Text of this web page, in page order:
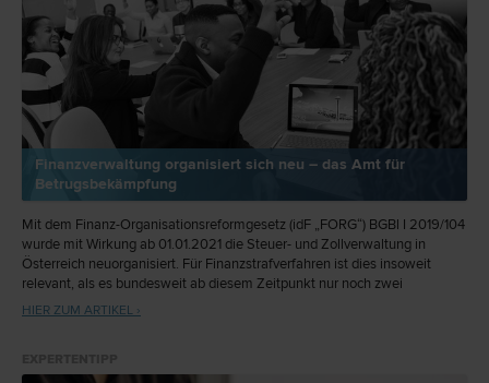
Finanzverwaltung organisiert sich neu – das Amt für
Betrugsbekämpfung
Mit dem Finanz-Organisationsreformgesetz (idF „FORG“) BGBl I 2019/104
wurde mit Wirkung ab 01.01.2021 die Steuer- und Zollverwaltung in
Österreich neuorganisiert. Für Finanzstrafverfahren ist dies insoweit
relevant, als es bundesweit ab diesem Zeitpunkt nur noch zwei
Finanzstrafbehörden gibt: Zollamt Österreich und Amt für
HIER ZUM ARTIKEL ›